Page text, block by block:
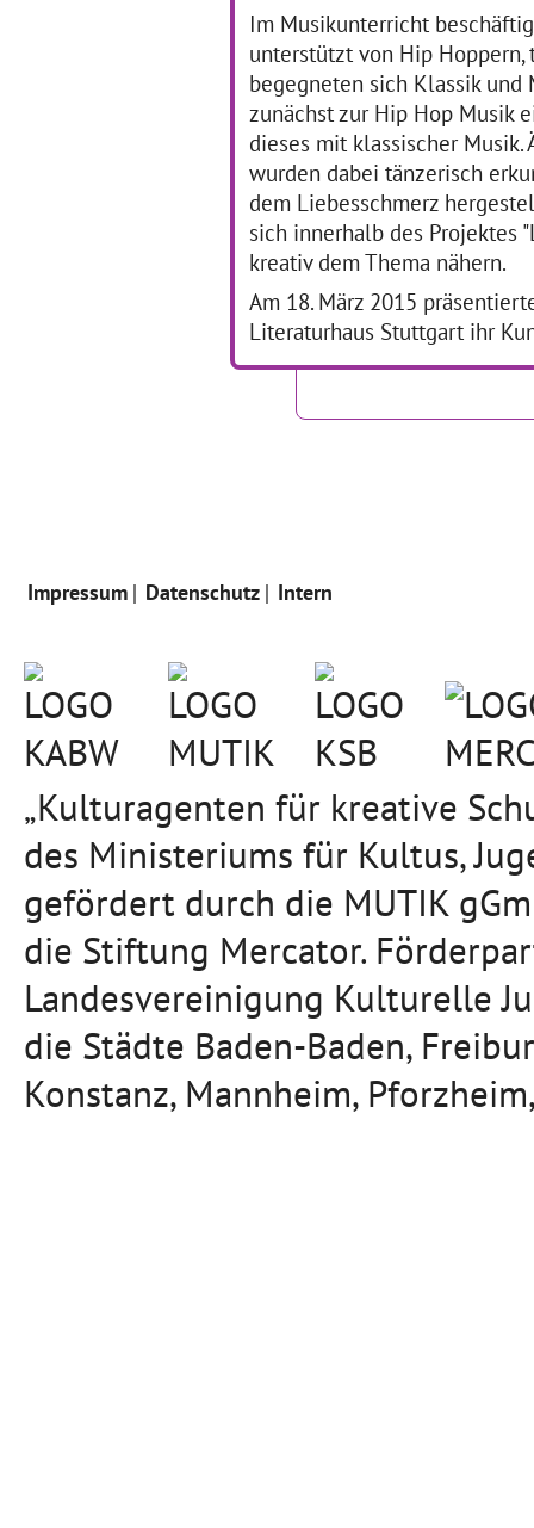
Im Musikunterricht
unterstützt von Hip Hoppern,
begegneten sich Klassik und
zunächst zur Hip Hop Musik
dieses mit klassischer
wurden dabei tänzerisch
dem Liebesschmerz
sich innerhalb des Projektes
kreativ dem Thema nähern.
Am 18. März 2015
Literaturhaus Stuttgart ihr
Als die Bilder tanzen
lernten
01.09.2016–31.07.2017
Der Besuch eines
Kunstmuseums steht auf der
Beliebtheitsskala von
Schülerinnen und Schülern
nicht unbedingt weit oben.
Dass die Annäherung an die
dort ausgestellten
machen … mehr
als
Impressum Datenschutz Intern
„Kulturagenten für kreative
des Ministeriums für Kultus,
gefördert durch die MUTIK
die Stiftung Mercator.
Landesvereinigung Kulturelle
die Städte Baden-Baden,
Konstanz, Mannheim,